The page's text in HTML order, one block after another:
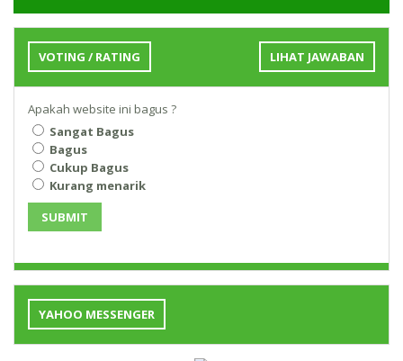
VOTING / RATING LIHAT JAWABAN
Apakah website ini bagus ?
Sangat Bagus
Bagus
Cukup Bagus
Kurang menarik
SUBMIT
YAHOO MESSENGER